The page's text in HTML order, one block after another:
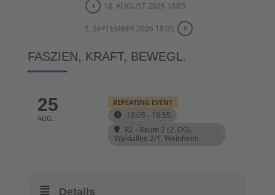
18. AUGUST 2026 18:05
1. SEPTEMBER 2026 18:05
FASZIEN, KRAFT, BEWEGL.
25
AUG.
REPEATING EVENT
18:05 - 18:55
R2 - Raum 2 (2. OG),
Waidallee 2/1, Weinheim
Details